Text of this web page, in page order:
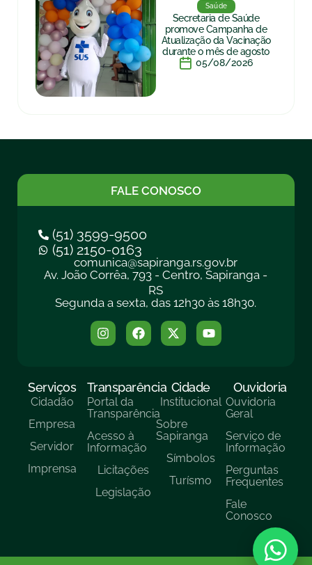
Saúde
Secretaria de Saúde
promove Campanha de
Atualização da Vacinação
durante o mês de agosto
05/08/2026
FALE CONOSCO
(51) 3599-9500
(51) 2150-0163
comunica@sapiranga.rs.gov.br
Av. João Corrêa, 793 - Centro, Sapiranga -
RS
Segunda a sexta, das 12h30 às 18h30.
Serviços
Cidadão
Empresa
Servidor
Imprensa
Transparência
Portal da
Transparência
Acesso à
Informação
Licitações
Legislação
Cidade
Institucional
Sobre
Sapiranga
Símbolos
Turísmo
Ouvidoria
Ouvidoria
Geral
Serviço de
Informação
Perguntas
Frequentes
Fale
Conosco